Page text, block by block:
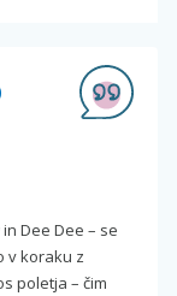
Dee Dee – se
v koraku z
poletja – čim